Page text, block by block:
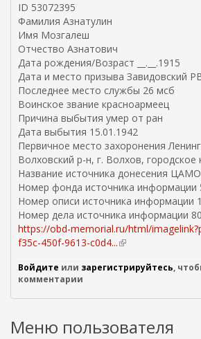
ID 53072395
Фамилия Азнатулин
Имя Мозгалеш
Отчество Азнатович
Дата рождения/Возраст __.__.1915
Дата и место призыва Завидовский
Последнее место службы 26 мсб
Воинское звание красноармеец
Причина выбытия умер от ран
Дата выбытия 15.01.1942
Первичное место захоронения
Волховский р-н, г. Волхов,
Название источника донесения ЦАМО
Номер фонда источника информации
Номер описи источника информации
Номер дела источника информации
https://obd-memorial.ru/html/
f35c-450f-9613-c0d4...(
н
ш
я
Войдите или зарегистрируйтесь,
комментарии
Меню пользователя